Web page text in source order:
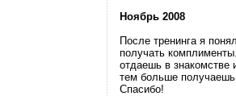
Ноябрь 2008
После тренинга я
получать
отдаешь в
тем больше получаешь
Спасибо!